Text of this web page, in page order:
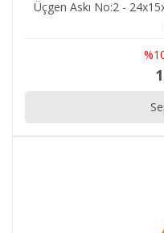
Üçgen Askı No:2 -